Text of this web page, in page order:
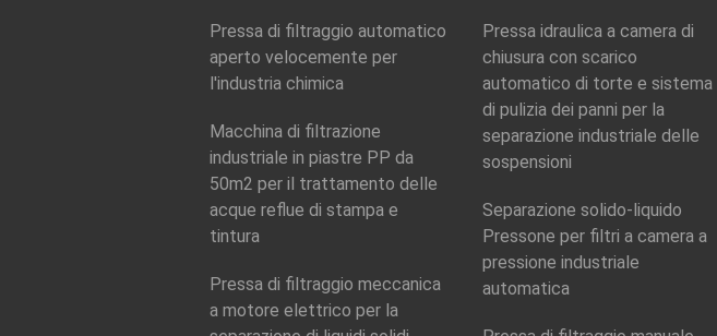
Pressa di filtraggio automatico
aperto velocemente per
l'industria chimica
Macchina di filtrazione
industriale in piastre PP da
50m2 per il trattamento delle
acque reflue di stampa e
tintura
Pressa di filtraggio meccanica
a motore elettrico per la
Pressa idraulica a camera di
chiusura con scarico
automatico di torte e sistema
di pulizia dei panni per la
separazione industriale delle
sospensioni
Separazione solido-liquido
Pressone per filtri a camera a
pressione industriale
automatica